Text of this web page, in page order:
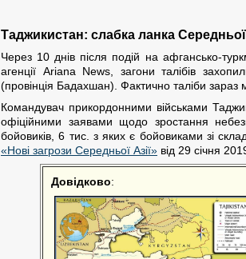
Таджикистан: слабка ланка Середньої
Через 10 днів після подій на афгансько-
агенції Ariana News, загони талібів
(провінція Бадахшан). Фактично таліби
Командувач прикордонними військами
офіційними заявами щодо зростання
бойовиків, 6 тис. з яких є бойовиками зі
«Нові загрози Середньої Азії» від 29 січня
Довідково: